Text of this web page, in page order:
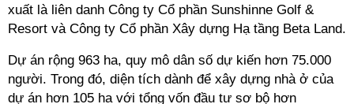
xuất là liên danh Công ty Cổ phần Sunshinne Golf &
Resort và Công ty Cổ phần Xây dựng Hạ tầng Beta Land.
Dự án rộng 963 ha, quy mô dân số dự kiến hơn 75.000
người. Trong đó, diện tích dành để xây dựng nhà ở của
dự án hơn 105 ha với tổng vốn đầu tư sơ bộ hơn